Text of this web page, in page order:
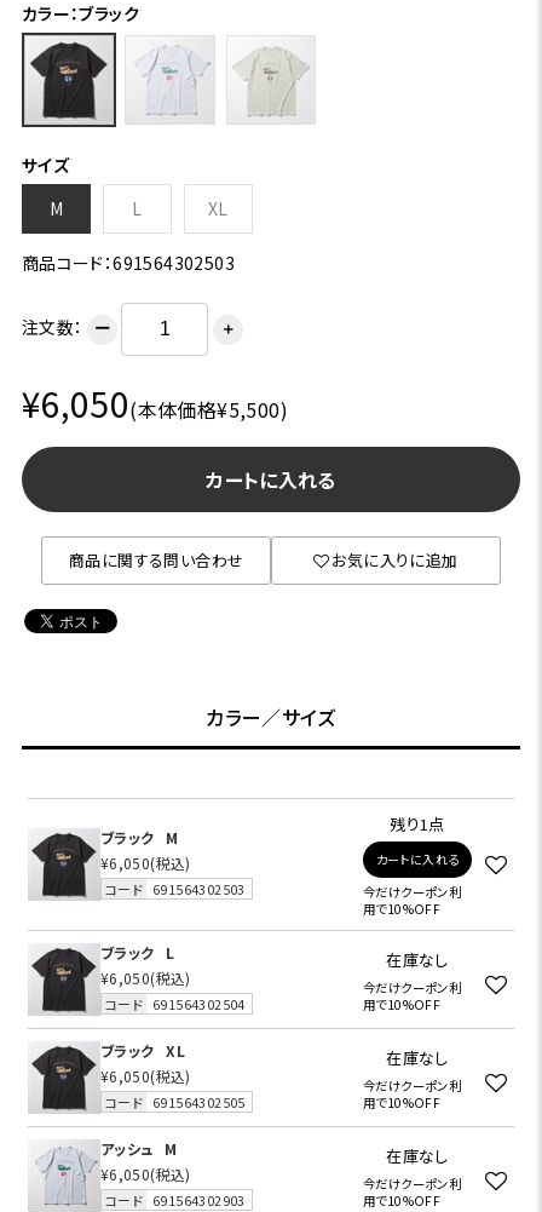
カラー：ブラック
サイズ
M
L XL
商品コード：691564302503
注文数： ー ＋
¥6,050(本体価格¥5,500)
カートに入れる
商品に関する問い合わせ お気に入りに追加
カラー／サイズ
ブラック
M
¥6,050(税込)
コード 691564302503
残り1点
カートに入れる
今だけクーポン利
用で10%OFF
ブラック
L
¥6,050(税込)
コード 691564302504
在庫なし
今だけクーポン利
用で10%OFF
ブラック
XL
¥6,050(税込)
コード 691564302505
在庫なし
今だけクーポン利
用で10%OFF
アッシュ
M
¥6,050(税込)
コード 691564302903
在庫なし
今だけクーポン利
用で10%OFF